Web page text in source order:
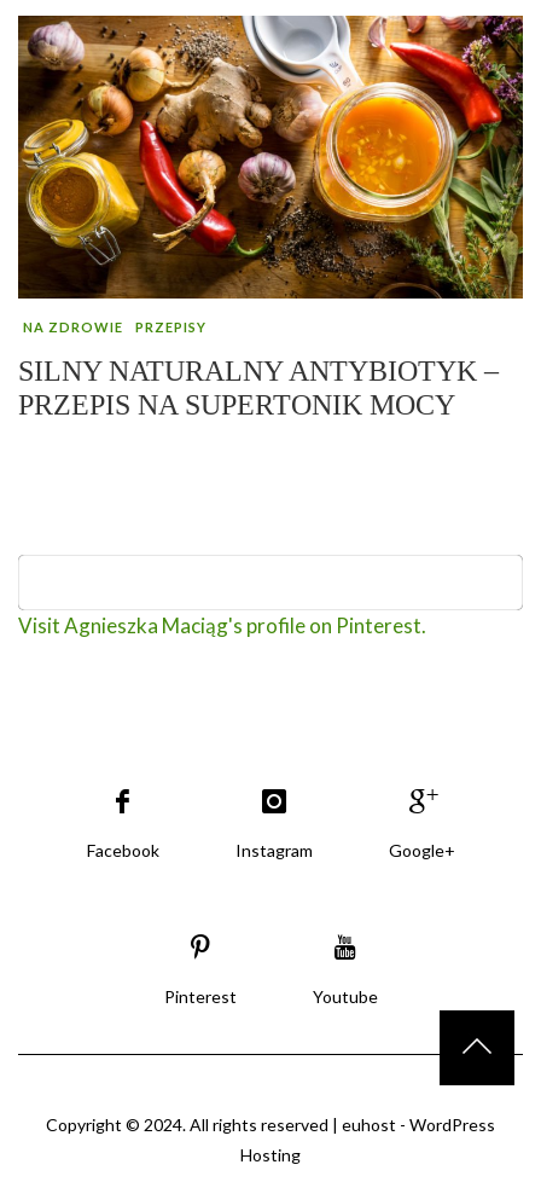
NA ZDROWIE PRZEPISY
SILNY NATURALNY ANTYBIOTYK –
PRZEPIS NA SUPERTONIK MOCY
Visit Agnieszka Maciąg's profile on Pinterest.
Facebook Instagram Google+
Pinterest Youtube
Copyright © 2024. All rights reserved | euhost - WordPress
Hosting